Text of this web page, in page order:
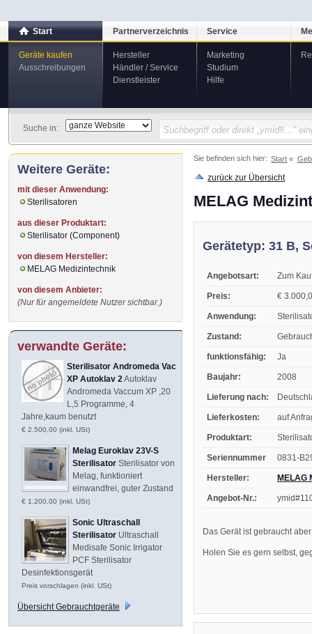
Start
Geräte kaufen
Ausschreibungen
Partnerverzeichnis
Hersteller
Händler / Service
Dienstleister
Service
Marketing
Studium
Hilfe
Suche in:
Sie befinden sich hier: Start
zurück zur Übersicht
MELAG
Gerätetyp: 31 B,
Angebotsart: Zum
Preis: €
Anwendung:
Zustand:
funktionsfähig: Ja
Baujahr: 2008
Lieferung nach:
Lieferkosten: auf
Produktart:
Seriennummer 0831-
Hersteller: MELAG
Angebot-Nr.:
Das Gerät ist gebraucht
Holen Sie es gern selbst,
Weitere Geräte:
mit dieser Anwendung:
Sterilisatoren
aus dieser Produktart:
Sterilisator (Component)
von diesem Hersteller:
MELAG Medizintechnik
von diesem Anbieter:
(Nur für angemeldete Nutzer sichtbar.)
verwandte Geräte:
Sterilisator Andromeda Vac
XP Autoklav 2 Autoklav
Andromeda Vaccum XP ,20
L,5 Programme, 4
Jahre,kaum benutzt
€ 2.500,00 (inkl. USt)
Melag Euroklav 23V-S
Sterilisator Sterilisator von
Melag, funktioniert
einwandfrei, guter Zustand
€ 1.200,00 (inkl. USt)
Sonic Ultraschall
Sterilisator Ultraschall
Medisafe Sonic Irrigator
PCF Sterilisator
Desinfektionsgerät
Preis vorschlagen (inkl. USt)
Übersicht Gebrauchtgeräte